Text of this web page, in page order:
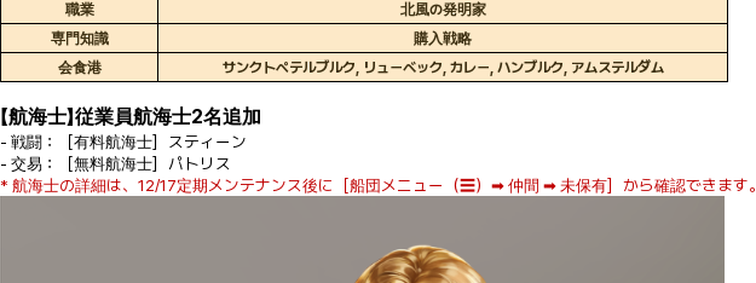
職業
北風の発明家
専門知識
購入戦略
会食港
サンクトペテルブルク, リューベック, カレー, ハンブルク, アムステルダム
【航海士】従業員航海士2名追加
- 戦闘：［有料航海士］スティーン
- 交易：［無料航海士］パトリス
* 航海士の詳細は、12/17定期メンテナンス後に［船団メニュー（☰）➡ 仲間 ➡ 未保有］から確認できます。